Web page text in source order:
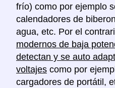
frío) como por ejemplo
calendadores de
agua, etc. Por el
modernos de baja
detectan y se auto
voltajes como por
cargadores de portátil,